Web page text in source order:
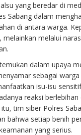
yang beredar di
Sabang dalam
di antara warga.
melalui
dalam upaya
sebagai
isu-isu
reaksi
tim siber Polres
bahwa setiap benih
yang serius.